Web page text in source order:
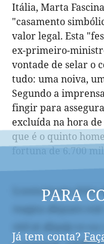
Itália, Marta
"casamento
valor legal. Esta
ex-primeiro-
vontade de selar o
tudo: uma noiva,
Segundo a
fingir para
excluída na hora
que é o quinto
fortuna de 6.700
PARA
Já tem conta?